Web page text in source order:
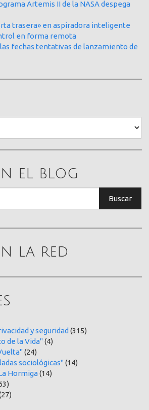
Artemis II de la NASA despega
trasera» en aspiradora inteligente
en forma remota
fechas tentativas de lanzamiento de
el blog
Buscar
la red
y seguridad (315)
de la Vida"(4)
(24)
sociológicas"(14)
Hormiga(14)